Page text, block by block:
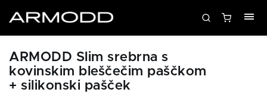
ARMODD Slim srebrna s
kovinskim bleščečim paščkom
+ silikonski pašček